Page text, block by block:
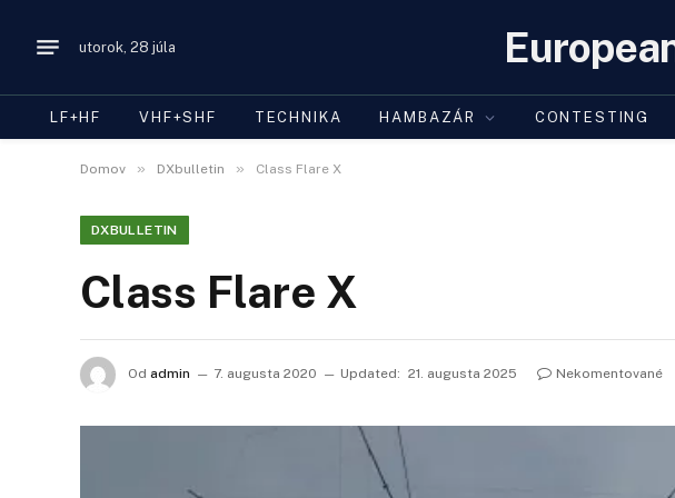
utorok, 28 júla
LF+HF VHF+SHF TECHNIKA HAMBAZÁR CONTESTING
Domov » DXbulletin » Class Flare X
DXBULLETIN
Class Flare X
Od admin 7. augusta 2020 Updated: 21. augusta 2025 Nekomentované